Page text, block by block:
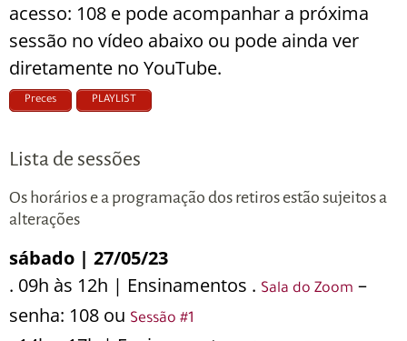
acesso: 108 e pode acompanhar a próxima
sessão no vídeo abaixo ou pode ainda ver
diretamente no YouTube.
Preces PLAYLIST
Lista de sessões
Os horários e a programação dos retiros estão sujeitos a
alterações
sábado | 27/05/23
. 09h às 12h | Ensinamentos . Sala do Zoom –
senha: 108 ou Sessão #1